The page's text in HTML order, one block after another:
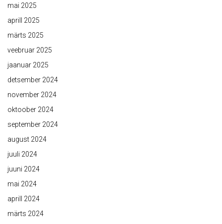
mai 2025
aprill 2025
märts 2025
veebruar 2025
jaanuar 2025
detsember 2024
november 2024
oktoober 2024
september 2024
august 2024
juuli 2024
juuni 2024
mai 2024
aprill 2024
märts 2024